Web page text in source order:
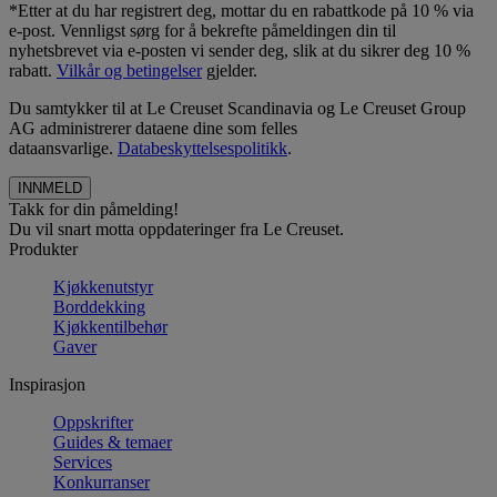
*Etter at du har registrert deg, mottar du en rabattkode på 10 % via
e-post. Vennligst sørg for å bekrefte påmeldingen din til
nyhetsbrevet via e-posten vi sender deg, slik at du sikrer deg 10 %
rabatt. Vilkår og betingelsergjelder.
Du samtykker til at Le Creuset Scandinavia og Le Creuset Group
AG administrerer dataene dine som felles
dataansvarlige. Databeskyttelsespolitikk.
Takk for din påmelding!
Du vil snart motta oppdateringer fra Le Creuset.
Produkter
Kjøkkenutstyr
Borddekking
Kjøkkentilbehør
Gaver
Inspirasjon
Oppskrifter
Guides & temaer
Services
Konkurranser